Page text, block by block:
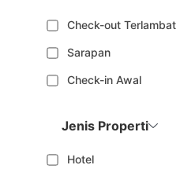
Check-out Terlambat
Sarapan
Check-in Awal
Jenis Properti
Hotel